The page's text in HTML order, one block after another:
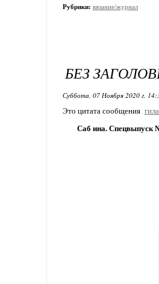
Рубрики: вязание/журнал
БЕЗ
Суббота, 07 Ноября 2020 г.
Это цитата сообщения
Саб ина. Спецвыпуск